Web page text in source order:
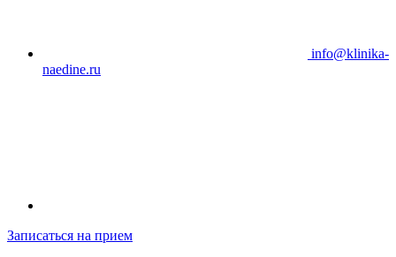
info@klinika-
naedine.ru
Записаться на прием